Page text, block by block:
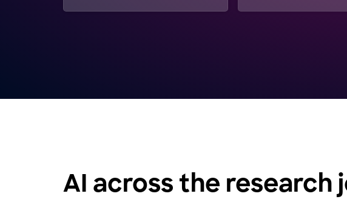
AI across the research